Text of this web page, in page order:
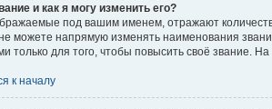
и как я могу изменить его?
под вашим именем, отражают
можете напрямую изменять наименования
только для того, чтобы повысить своё звание.
к началу